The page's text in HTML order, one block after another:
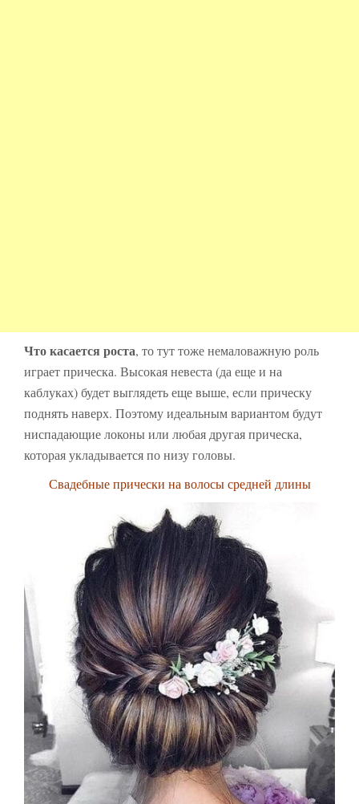
Что касается роста, то тут тоже немаловажную роль
играет прическа. Высокая невеста (да еще и на
каблуках) будет выглядеть еще выше, если прическу
поднять наверх. Поэтому идеальным вариантом будут
ниспадающие локоны или любая другая прическа,
которая укладывается по низу головы.
Свадебные прически на волосы средней длины